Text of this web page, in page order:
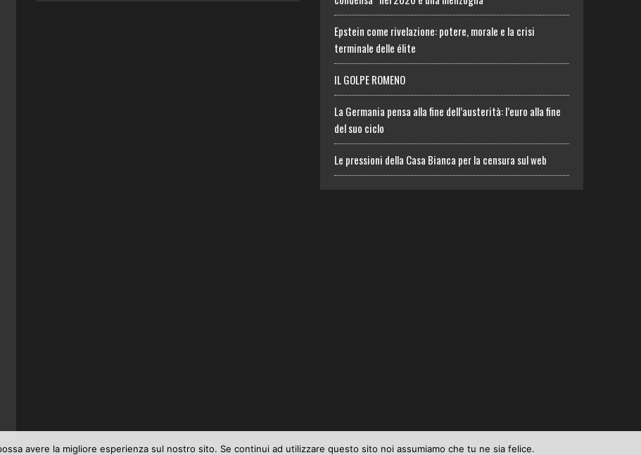
Epstein come rivelazione: potere, morale e la crisi
terminale delle élite
IL GOLPE ROMENO
La Germania pensa alla fine dell’austerità: l’euro alla fine
del suo ciclo
Le pressioni della Casa Bianca per la censura sul web
avere la migliore esperienza sul nostro sito. Se continui ad utilizzare questo sito noi assumiamo che tu ne sia felice.